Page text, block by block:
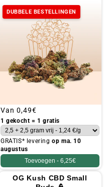
DUBBELE BESTELLINGEN
Gebruikelijke
prijs
Van 0,49€
1 gekocht = 1 gratis
GRATIS* leveringop ma. 10
augustus
Toevoegen - 6,25€
OG Kush CBD Small